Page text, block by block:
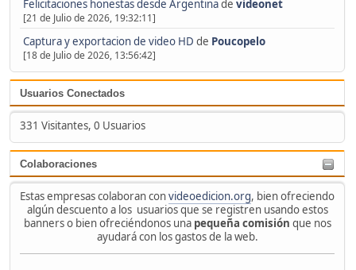
Felicitaciones honestas desde Argentinade videonet
[21 de Julio de 2026, 19:32:11]
Captura y exportacion de video HD de Poucopelo
[18 de Julio de 2026, 13:56:42]
Usuarios Conectados
331 Visitantes, 0 Usuarios
Colaboraciones
Estas empresas colaboran convideoedicion.org, bien ofreciendo
algún descuento a los usuarios que se registren usando estos
banners o bien ofreciéndonos una pequeña comisión que nos
ayudará con los gastos de la web.